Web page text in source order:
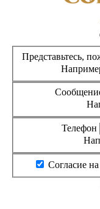
Представьтесь,
Телефон
Согласие